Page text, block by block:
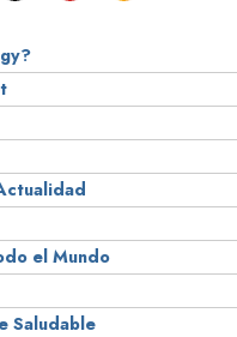
el Mundo
Saludable